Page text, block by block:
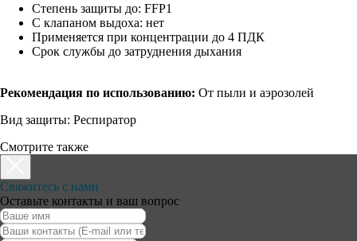
Степень защиты до: FFP1
С клапаном выдоха: нет
Применяется при концентрации до 4 ПДК
Срок службы до затруднения дыхания
Рекомендация по использованию: От пыли и аэрозолей
Вид защиты: Респиратор
Смотрите также
Свяжитесь с нами
Оставьте контакты и ваш вопрос